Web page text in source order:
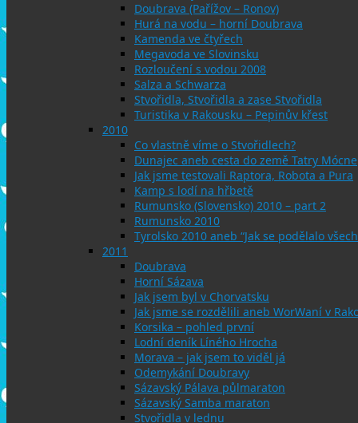
Doubrava (Pařížov – Ronov)
Hurá na vodu – horní Doubrava
Kamenda ve čtyřech
Megavoda ve Slovinsku
Rozloučení s vodou 2008
Salza a Schwarza
Stvořidla, Stvořidla a zase Stvořidla
Turistika v Rakousku – Pepinův křest
2010
Co vlastně víme o Stvořidlech?
Dunajec aneb cesta do země Tatry Mócne
Jak jsme testovali Raptora, Robota a Pura
Kamp s lodí na hřbetě
Rumunsko (Slovensko) 2010 – part 2
Rumunsko 2010
Tyrolsko 2010 aneb “Jak se podělalo
2011
Doubrava
Horní Sázava
Jak jsem byl v Chorvatsku
Jak jsme se rozdělili aneb WorWaní v
Korsika – pohled první
Lodní deník Líného Hrocha
Morava – jak jsem to viděl já
Odemykání Doubravy
Sázavský Pálava půlmaraton
Sázavský Samba maraton
Stvořidla v lednu